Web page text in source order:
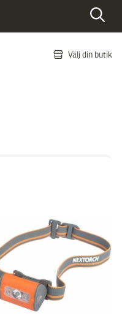
Välj din butik